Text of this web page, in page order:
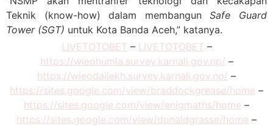
Teknik (know-how) dalam membangunSafe Guard
Tower (SGT) untuk Kota Banda Aceh,” katanya.
LIVETOTOBET – LIVETOTOBET –
https://wieohumla.survey.karnali.gov.np/ –
https://wieodailekh.survey.karnali.gov.np/ –
https://sites.google.com/view/braddockgrease/home –
https://sites.google.com/view/enigmaths/home –
https://sites.google.com/view/donaldgrasse/home –